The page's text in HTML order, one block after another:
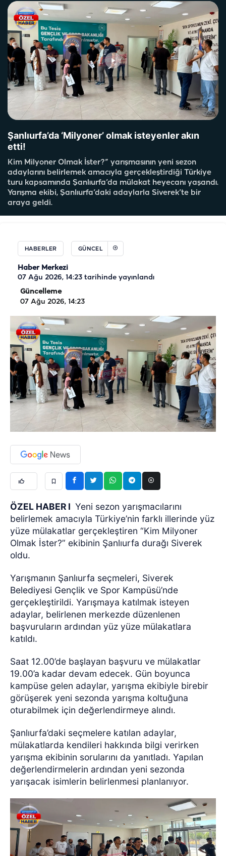
Şanlıurfa’da ‘Milyoner’ olmak isteyenler akın
etti!
Kim Milyoner Olmak İster?” yarışmasının yeni sezon
adaylarını belirlemek amacıyla gerçekleştirdiği Türkiye
turu kapsamında Şanlıurfa’da mülakat heyecanı yaşandı.
Yarışma ekibi, Şanlıurfa’daki adaylarla Siverek’te bir
araya geldi.
HABERLER GÜNCEL
Haber Merkezi
07 Ağu 2026, 14:23 tarihinde yayınlandı
Güncelleme
07 Ağu 2026, 14:23
ÖZEL HABER I Yeni sezon yarışmacılarını
belirlemek amacıyla Türkiye’nin farklı illerinde yüz
yüze mülakatlar gerçekleştiren “Kim Milyoner
Olmak İster?” ekibinin Şanlıurfa durağı Siverek
oldu.
Yarışmanın Şanlıurfa seçmeleri, Siverek
Belediyesi Gençlik ve Spor Kampüsü’nde
gerçekleştirildi. Yarışmaya katılmak isteyen
adaylar, belirlenen merkezde düzenlenen
başvuruların ardından yüz yüze mülakatlara
katıldı.
Saat 12.00’de başlayan başvuru ve mülakatlar
19.00’a kadar devam edecek. Gün boyunca
kampüse gelen adaylar, yarışma ekibiyle birebir
görüşerek yeni sezonda yarışma koltuğuna
oturabilmek için değerlendirmeye alındı.
Şanlıurfa’daki seçmelere katılan adaylar,
mülakatlarda kendileri hakkında bilgi verirken
yarışma ekibinin sorularını da yanıtladı. Yapılan
değerlendirmelerin ardından yeni sezonda
yarışacak isimlerin belirlenmesi planlanıyor.